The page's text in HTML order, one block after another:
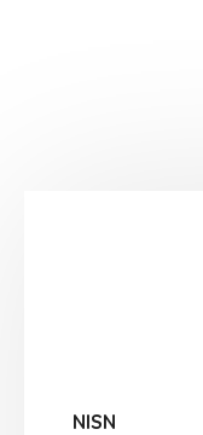
NISN